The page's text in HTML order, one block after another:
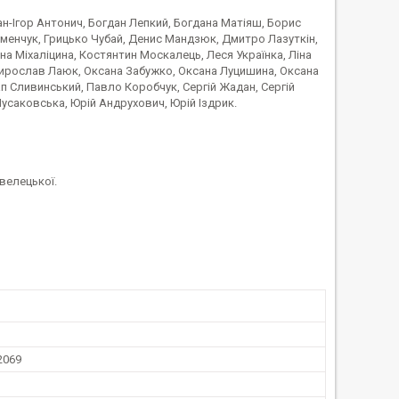
Ігор Антонич, Богдан Лепкий, Богдана Матіяш, Борис
Грицько Чубай, Денис Мандзюк, Дмитро Лазуткін,
Міхаліцина, Костянтин Москалець, Леся Українка, Ліна
Лаюк, Оксана Забужко, Оксана Луцишина, Оксана
Павло Коробчук, Сергій Жадан, Сергій
Юрій Андрухович, Юрій Іздрик.